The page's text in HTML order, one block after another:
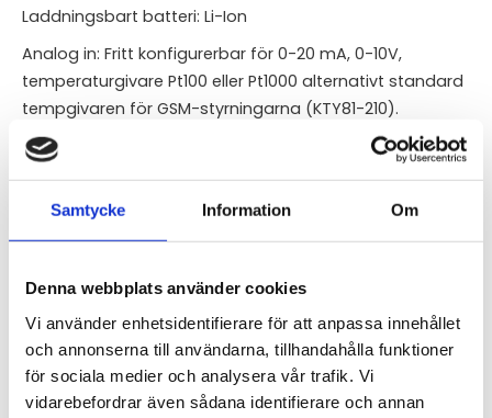
Samtycke Information Om
Denna webbplats använder cookies
Vi använder enhetsidentifierare för att anpassa innehållet
och annonserna till användarna, tillhandahålla funktioner
för sociala medier och analysera vår trafik. Vi
vidarebefordrar även sådana identifierare och annan
Laddningsbart batteri: Li-Ion
Analog in: Fritt konfigurerbar för 0-20 mA, 0-10V,
temperaturgivare Pt100 eller Pt1000 alternativt standard
tempgivaren för GSM-styrningarna (KTY81-210).
Digitala in: 7 st (4-30VDC) galvaniskt skilda
Digitala ut: 8 st (max 90 mA/50VDC eller 90 mA/35VAC)
galvaniskt skilda
Konfigurering: via USB eller GPRS (Internet) med PC-
Dimensioner: B60 x H90 x D80
Levereras med antenn (självhäftande) och USB-kabel.